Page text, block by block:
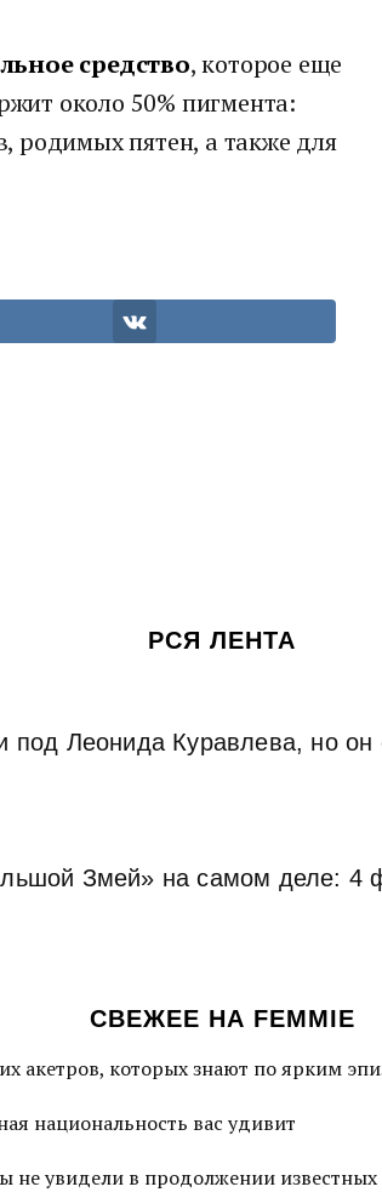
средство, которое еще
около 50% пигмента:
родимых пятен, а также для
РСЯ ЛЕНТА
под Леонида Куравлева, но он
Змей» на самом деле: 4
СВЕЖЕЕ НА FEMMIE
акетров, которых знают по ярким
национальность вас удивит
не увидели в продолжении